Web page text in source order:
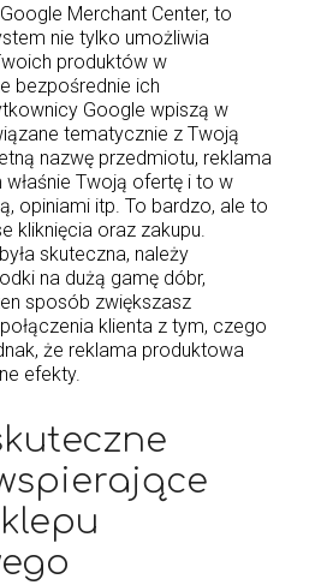
Merchant Center, to
nie tylko umożliwia
produktów w
bezpośrednie ich
Google wpiszą w
tematycznie z Twoją
nazwę przedmiotu, reklama
Twoją ofertę i to w
opiniami itp. To bardzo, ale to
kliknięcia oraz zakupu.
skuteczna, należy
na dużą gamę dóbr,
sposób zwiększasz
klienta z tym, czego
że reklama produktowa
efekty.